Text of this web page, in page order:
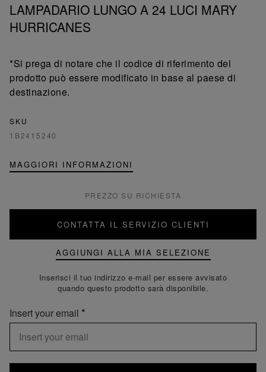
LAMPADARIO LUNGO A 24 LUCI MARY
HURRICANES
*Si prega di notare che il codice di riferimento del
prodotto può essere modificato in base al paese di
destinazione.
SKU
1B2415240
MAGGIORI INFORMAZIONI
PREZZO SU RICHIESTA
CONTATTA IL SERVIZIO CLIENTI
AGGIUNGI ALLA MIA SELEZIONE
Inserisci il tuo indirizzo e-mail per essere avvisato
quando questo prodotto sarà disponibile.
Insert your email